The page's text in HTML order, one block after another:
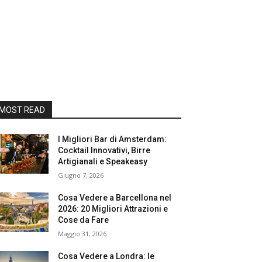
READ
I Migliori Bar di Amsterdam:
Cocktail Innovativi, Birre
Artigianali e Speakeasy
Giugno 7, 2026
Cosa Vedere a Barcellona nel
2026: 20 Migliori Attrazioni e
Cose da Fare
Maggio 31, 2026
Cosa Vedere a Londra: le